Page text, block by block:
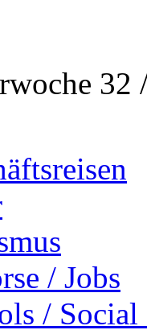
32
/ Jobs
/